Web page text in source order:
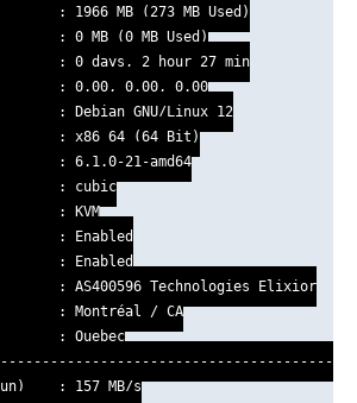
: 1966 MB (273 MB Used)
: 0 MB (0 MB Used)
: 0 days, 2 hour 27 min
: 0.00, 0.00, 0.00
: Debian GNU/Linux 12
: x86_64 (64 Bit)
: 6.1.0-21-amd64
: cubic
: KVM
: Enabled
: Enabled
: AS400596 Technologies Elixior
: Montréal / CA
: Quebec
: 157 MB/s